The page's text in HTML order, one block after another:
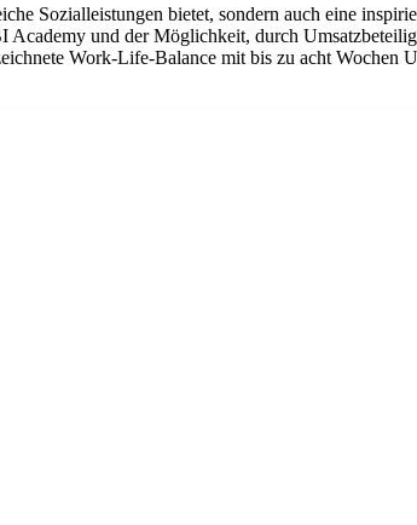
Sozialleistungen bietet, sondern auch eine
und der Möglichkeit, durch
Work-Life-Balance mit bis zu acht Wochen